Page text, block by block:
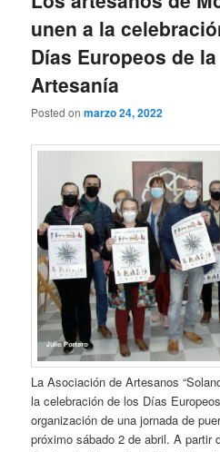
unen a la
Días Europeos de la
Artesanía
Posted onmarzo 24, 2022
La Asociación de Artesanos
la celebración de los Días
organización de una jornada de
próximo sábado 2 de abril. A partir